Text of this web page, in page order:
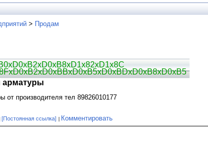
> Продам
арматуры
от производителя тел 89826010177
[Постоянная ссылка] Комментировать